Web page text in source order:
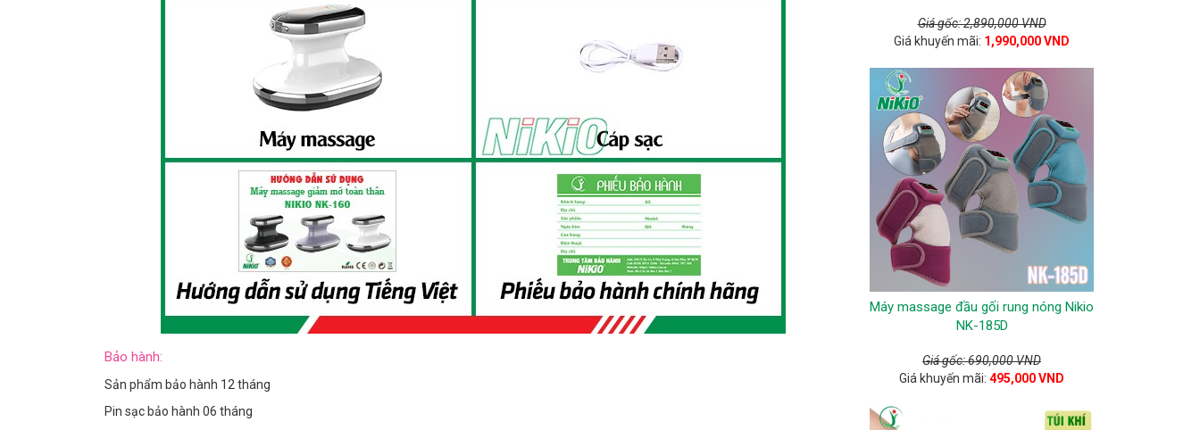
Bảo hành:
Sản phẩm bảo hành 12 tháng
Pin sạc bảo hành 06 tháng
Giá gốc: 2,890,000 VND
Giá khuyến mãi: 1,990,000 VND
Máy massage đầu gối rung nóng Nikio
NK-185D
Giá gốc: 690,000 VND
Giá khuyến mãi: 495,000 VND